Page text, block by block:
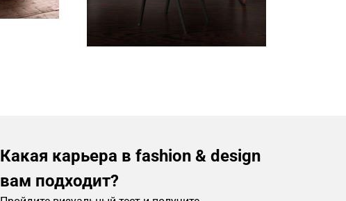
Какая карьера в fashion & design
вам подходит?